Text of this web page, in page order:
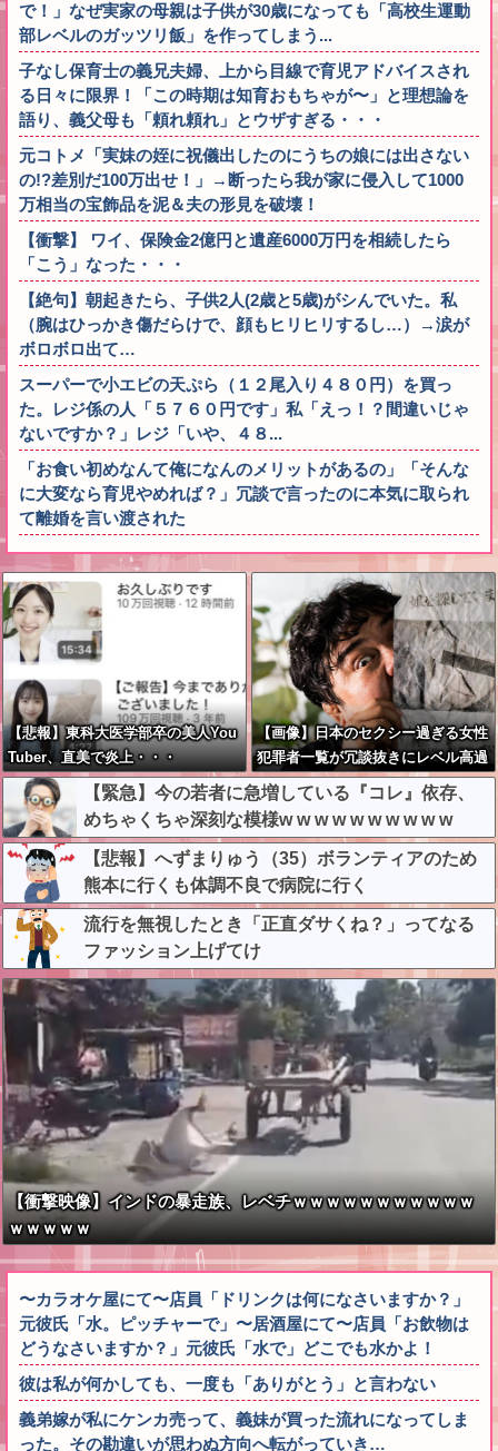
で！」なぜ実家の母親は子供が30歳になっても「高校生運動
部レベルのガッツリ飯」を作ってしまう...
子なし保育士の義兄夫婦、上から目線で育児アドバイスされ
る日々に限界！「この時期は知育おもちゃが〜」と理想論を
語り、義父母も「頼れ頼れ」とウザすぎる・・・
元コトメ「実妹の姪に祝儀出したのにうちの娘には出さない
の!?差別だ100万出せ！」→断ったら我が家に侵入して1000
万相当の宝飾品を泥＆夫の形見を破壊！
【衝撃】 ワイ、保険金2億円と遺産6000万円を相続したら
「こう」なった・・・
【絶句】朝起きたら、子供2人(2歳と5歳)がシんでいた。私
（腕はひっかき傷だらけで、顔もヒリヒリするし…）→涙が
ボロボロ出て…
スーパーで小エビの天ぷら（１２尾入り４８０円）を買っ
た。レジ係の人「５７６０円です」私「えっ！？間違いじゃ
ないですか？」レジ「いや、４８...
「お食い初めなんて俺になんのメリットがあるの」「そんな
に大変なら育児やめれば？」冗談で言ったのに本気に取られ
て離婚を言い渡された
【悲報】東科大医学部卒の美人You
Tuber、直美で炎上・・・
【画像】日本のセクシー過ぎる女性
犯罪者一覧が冗談抜きにレベル高過
ぎる件w w w w w w w w w
【緊急】今の若者に急増している『コレ』依存、
めちゃくちゃ深刻な模様w w w w w w w w w w
【悲報】へずまりゅう（35）ボランティアのため
熊本に行くも体調不良で病院に行く
流行を無視したとき「正直ダサくね？」ってなる
ファッション上げてけ
【衝撃映像】インドの暴走族、レベチｗｗｗｗｗｗｗｗｗｗｗ
ｗｗｗｗｗ
〜カラオケ屋にて〜店員「ドリンクは何になさいますか？」
元彼氏「水。ピッチャーで」〜居酒屋にて〜店員「お飲物は
どうなさいますか？」元彼氏「水で」どこでも水かよ！
彼は私が何かしても、一度も「ありがとう」と言わない
義弟嫁が私にケンカ売って、義妹が買った流れになってしま
った。その勘違いが思わぬ方向へ転がっていき…